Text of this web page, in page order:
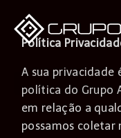
Política
A sua privacidade
política do Grupo
em relação a
possamos coletar